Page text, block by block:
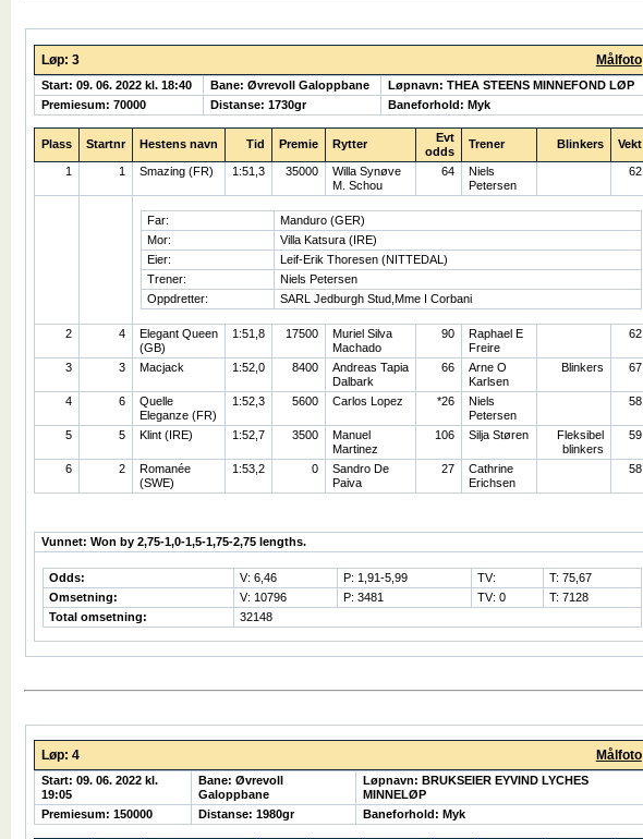
Løp: 3 Målfoto
Start: 09. 06. 2022 kl. 18:40 Bane: Øvrevoll Galoppbane
Løpnavn: THEA STEENS MINNEFOND LØP
Premiesum: 70000
Distanse: 1730gr Baneforhold: Myk
Plass Startnr Hestens navn Tid Premie Rytter
Evt
odds
Trener Blinkers Vekt
1 1 Smazing (FR) 1:51,3 35000
Willa Synøve
M. Schou
64
Niels
Petersen
62
Far:
Manduro (GER)
Mor:
Villa Katsura (IRE)
Eier:
Leif-Erik Thoresen (NITTEDAL)
Trener:
Niels Petersen
Oppdretter:
SARL Jedburgh Stud,Mme I Corbani
2 4
Elegant Queen
(GB)
1:51,8 17500
Muriel Silva
Machado
90
Raphael E
Freire
62
3 3 Macjack 1:52,0 8400
Andreas Tapia
Dalbark
66
Arne O
Karlsen
Blinkers 67
4 6
Quelle
Eleganze (FR)
1:52,3 5600 Carlos Lopez *26
Niels
Petersen
58
5 5 Klint (IRE) 1:52,7 3500
Manuel
Martinez
106 Silja Støren
Fleksibel
blinkers
59
6 2
Romanée
(SWE)
1:53,2 0
Sandro De
Paiva
27
Cathrine
Erichsen
58
Vunnet: Won by 2,75-1,0-1,5-1,75-2,75 lengths.
Odds: V: 6,46 P: 1,91-5,99 TV:
T: 75,67
Omsetning:
V: 10796 P: 3481 TV: 0
T: 7128
Total omsetning:
32148
Løp: 4 Målfoto
Start: 09. 06. 2022 kl.
19:05
Bane: Øvrevoll
Galoppbane
Løpnavn: BRUKSEIER EYVIND LYCHES
MINNELØP
Premiesum: 150000
Distanse: 1980gr Baneforhold: Myk